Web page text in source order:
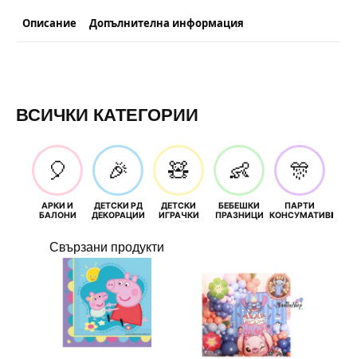
Описание Допълнителна информация
ВСИЧКИ КАТЕГОРИИ
🎈
АРКИ И
БАЛОНИ
🎉
ДЕТСКИ РД
ДЕКОРАЦИИ
🧸
ДЕТСКИ
ИГРАЧКИ
👶
БЕБЕШКИ
ПРАЗНИЦИ
🎊
ПАРТИ
КОНСУМАТИВИ
Свързани продукти